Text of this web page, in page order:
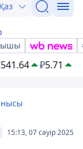
Қаз
541.64 ₽5.71
15:13, 07 сәуір 2025